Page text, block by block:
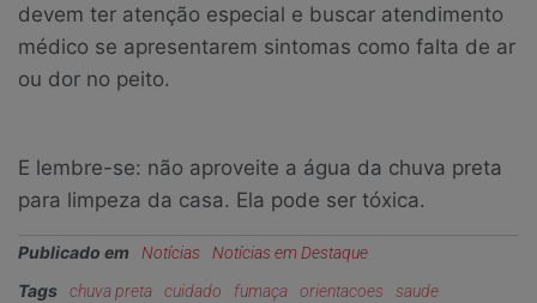
devem ter atenção especial e buscar atendimento
médico se apresentarem sintomas como falta de ar
ou dor no peito.
E lembre-se: não aproveite a água da chuva preta
para limpeza da casa. Ela pode ser tóxica.
Publicado em Notícias Notícias em Destaque
Tags chuva preta cuidado fumaça orientacoes saude